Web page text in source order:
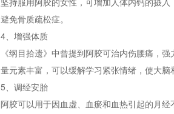
避免骨质疏松症。
4、增强体质
《纲目拾遗》中曾提到阿胶可治内伤腰痛，
量元素丰富，可以缓解学习紧张情绪，使大
5、调经安胎
阿胶可以用于因血虚、血瘀和血热引起的月